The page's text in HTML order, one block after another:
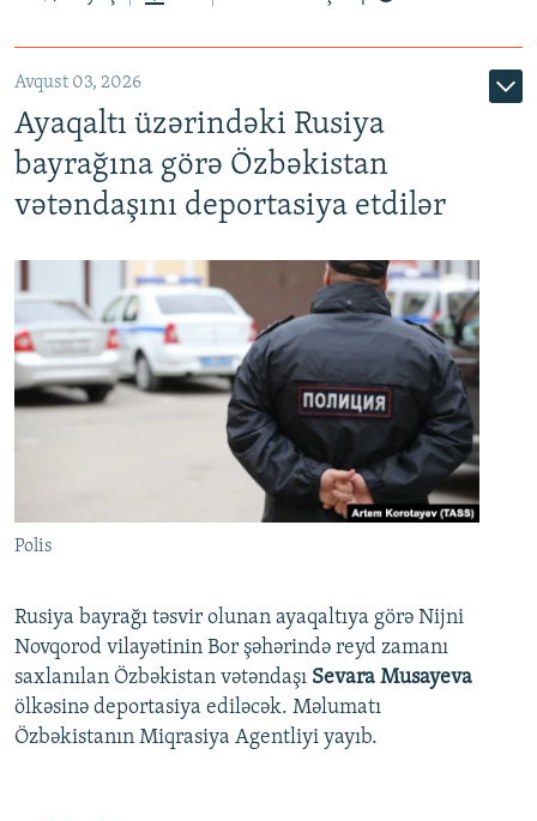
Avqust 03, 2026
Ayaqaltı üzərindəki Rusiya
bayrağına görə Özbəkistan
vətəndaşını deportasiya etdilər
Polis
Rusiya bayrağı təsvir olunan ayaqaltıya görə Nijni
Novqorod vilayətinin Bor şəhərində reyd zamanı
saxlanılan Özbəkistan vətəndaşı Sevara Musayeva
ölkəsinə deportasiya ediləcək. Məlumatı
Özbəkistanın Miqrasiya Agentliyi yayıb.